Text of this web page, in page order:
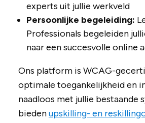
experts uit jullie werkveld
Persoonlijke begeleiding:
Professionals begeleiden
naar een succesvolle online
Ons platform is WCAG-
optimale toegankelijkheid en
naadloos met jullie bestaande
biedenupskilling- en